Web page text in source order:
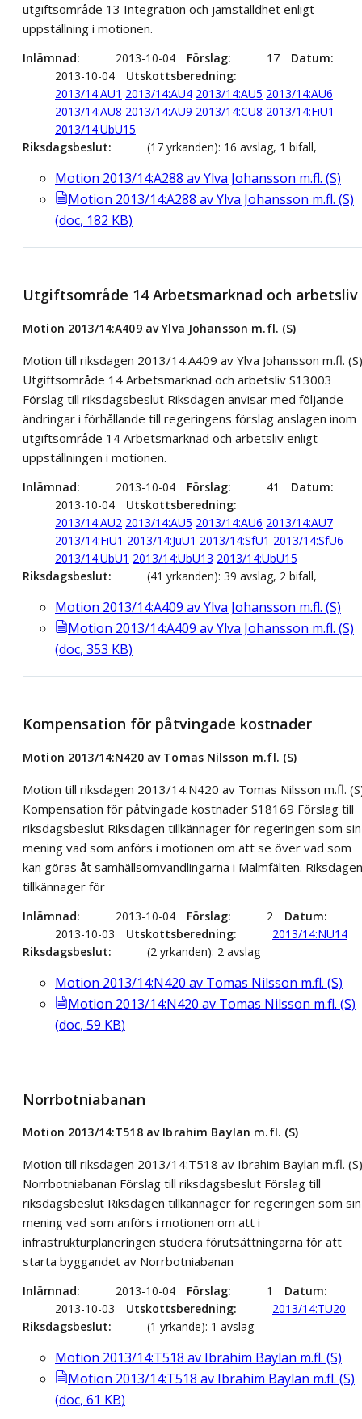
utgiftsområde 13 Integration och jämställdhet enligt
uppställning i motionen.
Inlämnad 2013-10-04 Förslag 17
Datum
2013-10-04
Utskottsberedning
2013/14:AU1 2013/14:AU4 2013/14:AU5 2013/14:AU6
2013/14:AU8 2013/14:AU9 2013/14:CU8 2013/14:FiU1
2013/14:UbU15
Riksdagsbeslut
(17 yrkanden): 16 avslag, 1 bifall,
Motion 2013/14:A288 av Ylva Johansson m.fl. (S)
Motion 2013/14:A288 av Ylva Johansson m.fl. (S)
(doc, 182 KB)
Utgiftsområde 14 Arbetsmarknad och arbetsliv
Motion 2013/14:A409 av Ylva Johansson m.fl. (S)
Motion till riksdagen 2013/14:A409 av Ylva Johansson m.fl. (S)
Utgiftsområde 14 Arbetsmarknad och arbetsliv S13003
Förslag till riksdagsbeslut Riksdagen anvisar med följande
ändringar i förhållande till regeringens förslag anslagen inom
utgiftsområde 14 Arbetsmarknad och arbetsliv enligt
uppställningen i motionen.
Inlämnad 2013-10-04 Förslag 41
Datum
2013-10-04
Utskottsberedning
2013/14:AU2 2013/14:AU5 2013/14:AU6 2013/14:AU7
2013/14:FiU1 2013/14:JuU1 2013/14:SfU1 2013/14:SfU6
2013/14:UbU1 2013/14:UbU13 2013/14:UbU15
Riksdagsbeslut
(41 yrkanden): 39 avslag, 2 bifall,
Motion 2013/14:A409 av Ylva Johansson m.fl. (S)
Motion 2013/14:A409 av Ylva Johansson m.fl. (S)
(doc, 353 KB)
Kompensation för påtvingade kostnader
Motion 2013/14:N420 av Tomas Nilsson m.fl. (S)
Motion till riksdagen 2013/14:N420 av Tomas Nilsson m.fl.
Kompensation för påtvingade kostnader S18169 Förslag till
riksdagsbeslut Riksdagen tillkännager för regeringen som sin
mening vad som anförs i motionen om att se över vad som
kan göras åt samhällsomvandlingarna i Malmfälten. Riksdagen
tillkännager för
Inlämnad 2013-10-04 Förslag 2
Datum
2013-10-03
Utskottsberedning
2013/14:NU14
Riksdagsbeslut
(2 yrkanden): 2 avslag
Motion 2013/14:N420 av Tomas Nilsson m.fl. (S)
Motion 2013/14:N420 av Tomas Nilsson m.fl. (S)
(doc, 59 KB)
Norrbotniabanan
Motion 2013/14:T518 av Ibrahim Baylan m.fl. (S)
Motion till riksdagen 2013/14:T518 av Ibrahim Baylan m.fl. (S)
Norrbotniabanan Förslag till riksdagsbeslut Förslag till
riksdagsbeslut Riksdagen tillkännager för regeringen som sin
mening vad som anförs i motionen om att i
infrastrukturplaneringen studera förutsättningarna för att
starta byggandet av Norrbotniabanan
Inlämnad 2013-10-04 Förslag 1
Datum
2013-10-03
Utskottsberedning
2013/14:TU20
Riksdagsbeslut
(1 yrkande): 1 avslag
Motion 2013/14:T518 av Ibrahim Baylan m.fl. (S)
Motion 2013/14:T518 av Ibrahim Baylan m.fl. (S)
(doc, 61 KB)